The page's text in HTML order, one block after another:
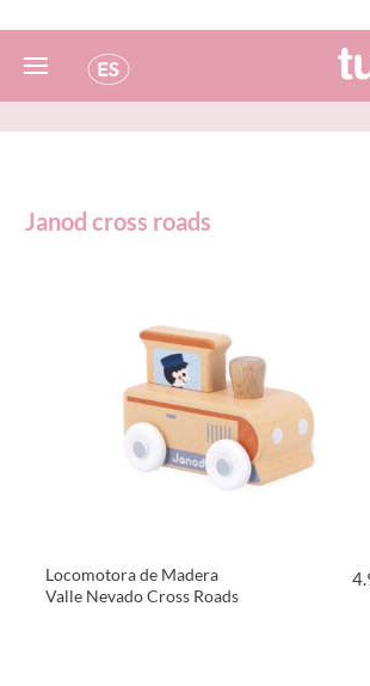
Español
Inglés
Janod cross roads
Locomotora de Madera
Valle Nevado Cross Roads